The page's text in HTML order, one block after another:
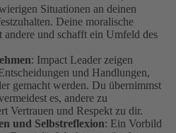
Situationen an deinen
Deine moralische
und schafft ein Umfeld des
: Impact Leader zeigen
und Handlungen,
gemacht werden. Du übernimmst
es, andere zu
Vertrauen und Respekt zu dir.
und Selbstreflexion: Ein Vorbild